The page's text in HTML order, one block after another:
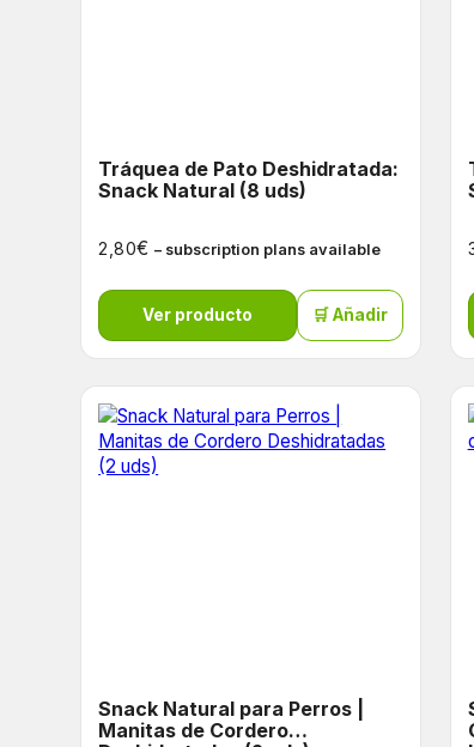
Tráquea de Pato Deshidratada:
Snack Natural (8 uds)
2,80€ – subscription plans available
Ver producto 🛒 Añadir
Snack Natural para Perros |
Manitas de Cordero